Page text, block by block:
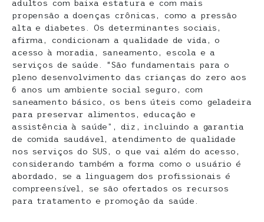
adultos com baixa estatura e com mais
propensão a doenças crônicas, como a pressão
alta e diabetes. Os determinantes sociais,
afirma, condicionam a qualidade de vida, o
acesso à moradia, saneamento, escola e a
serviços de saúde. “São fundamentais para o
pleno desenvolvimento das crianças do zero aos
6 anos um ambiente social seguro, com
saneamento básico, os bens úteis como geladeira
para preservar alimentos, educação e
assistência à saúde”, diz, incluindo a garantia
de comida saudável, atendimento de qualidade
nos serviços do SUS, o que vai além do acesso,
considerando também a forma como o usuário é
abordado, se a linguagem dos profissionais é
compreensível, se são ofertados os recursos
para tratamento e promoção da saúde.